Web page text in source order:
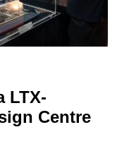
LTX-
Centre